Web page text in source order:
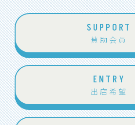
SUPPORT
賛助会員
ENTRY
出店希望